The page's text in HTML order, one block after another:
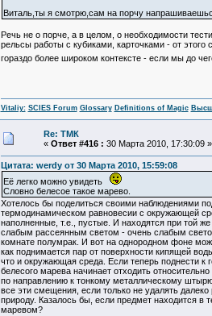
Виталь,ты я смотрю,сам на порчу
Речь не о порче, а в целом, о необходимости
рельсы работы с кубиками, карточками - от
гораздо более широком контексте - если мы до
Vitaliy: SCIES Forum Glossary Definitions of Magic
Re: ТМК
« Ответ #416 : 30 Марта 2010, 17:30:09 »
Цитата: werdy от 30 Марта 2010, 15:59:08
Её легко можно увидеть
Словно белесое такое марево.
Хотелось бы поделиться своими наблюдениями
термодинамическом равновесии с окружающей
наполненные, т.е., пустые. И находятся при той
слабым рассеянным светом - очень слабым
комнате полумрак. И вот на однородном фоне
как поднимается пар от поверхности кипящей
что и окружающая среда. Если теперь поднести к
белесого марева начинает отходить
по направлению к тонкому металлическому
все эти смещения, если только не удалять
природу. Казалось бы, если предмет находится в
маревом?